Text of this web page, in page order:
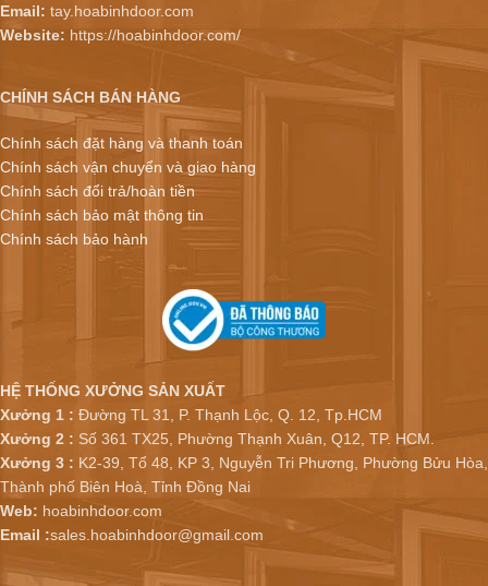
Email: tay.hoabinhdoor.com
Website: https://hoabinhdoor.com/
CHÍNH SÁCH BÁN HÀNG
Chính sách đặt hàng và thanh toán
Chính sách vận chuyển và giao hàng
Chính sách đổi trả/hoàn tiền
Chính sách bảo mật thông tin
Chính sách bảo hành
HỆ THỐNG XƯỞNG SẢN XUẤT
Xưởng 1 : Đường TL 31, P. Thạnh Lộc, Q. 12, Tp.HCM
Xưởng 2 : Số 361 TX25, Phường Thạnh Xuân, Q12, TP. HCM.
Xưởng 3 : K2-39, Tổ 48, KP 3, Nguyễn Tri Phương, Phường Bửu Hòa,
Thành phố Biên Hoà, Tỉnh Đồng Nai
Web: hoabinhdoor.com
Email :sales.hoabinhdoor@gmail.com